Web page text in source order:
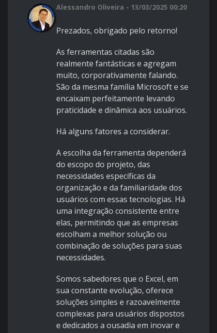
Alessandro Oliveira - 13/03/2025 00:20
Prezados, obrigado pelo retorno!
As ferramentas citadas são
realmente fantásticas e agregam
muito, corporativamente falando.
São da mesma família Microsoft e se
encaixam perfeitamente levando
praticidade e dinâmica aos usuários.
Há alguns fatores a considerar.
A escolha da ferramenta dependerá
do escopo do projeto, das
necessidades específicas da
organização e da familiaridade dos
usuários com essas tecnologias. Há
uma integração consistente entre
elas, permitindo que as empresas
escolham a melhor solução ou
combinação de soluções para suas
necessidades.
Somos sabedores que o Excel, em
sua constante evolução, oferece
soluções simples e razoavelmente
complexas para usuários dispostos
e dedicados a ousadia em inovar e